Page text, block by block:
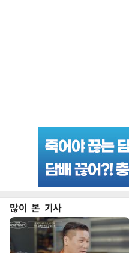
많이 본 기사